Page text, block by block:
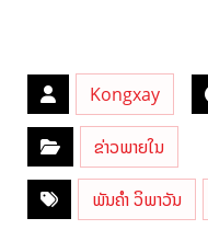
Kongxay
ຂ່າວພາຍໃນ
ພັນຄຳ ວິພາວັນ